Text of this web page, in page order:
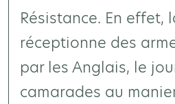
Résistance. En effet,
réceptionne des
par les Anglais, le
camarades au